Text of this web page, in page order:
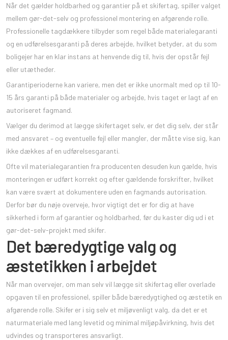
Når det gælder holdbarhed og garantier på et skifertag, spiller valget
mellem gør-det-selv og professionel montering en afgørende rolle.
Professionelle tagdækkere tilbyder som regel både materialegaranti
og en udførelsesgaranti på deres arbejde, hvilket betyder, at du som
boligejer har en klar instans at henvende dig til, hvis der opstår fejl
eller utætheder.
Garantiperioderne kan variere, men det er ikke unormalt med op til 10-
15 års garanti på både materialer og arbejde, hvis taget er lagt af en
autoriseret fagmand.
Vælger du derimod at lægge skifertaget selv, er det dig selv, der står
med ansvaret – og eventuelle fejl eller mangler, der måtte vise sig, kan
ikke dækkes af en udførelsesgaranti.
Ofte vil materialegarantien fra producenten desuden kun gælde, hvis
monteringen er udført korrekt og efter gældende forskrifter, hvilket
kan være svært at dokumentere uden en fagmands autorisation.
Derfor bør du nøje overveje, hvor vigtigt det er for dig at have
sikkerhed i form af garantier og holdbarhed, før du kaster dig ud i et
gør-det-selv-projekt med skifer.
Det bæredygtige valg og
æstetikken i arbejdet
Når man overvejer, om man selv vil lægge sit skifertag eller overlade
opgaven til en professionel, spiller både bæredygtighed og æstetik en
afgørende rolle. Skifer er i sig selv et miljøvenligt valg, da det er et
naturmateriale med lang levetid og minimal miljøpåvirkning, hvis det
udvindes og transporteres ansvarligt.